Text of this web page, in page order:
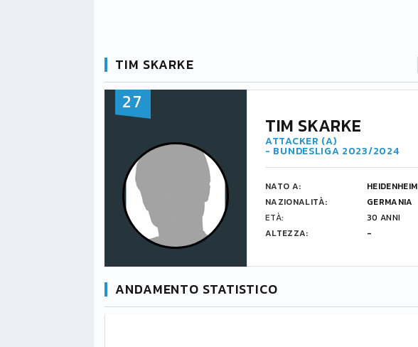
TIM SKARKE
27
TIM SKARKE
ATTACKER (A)
- BUNDESLIGA 2023/2024
NATO A:
HEIDENHEIM
NAZIONALITÀ:
GERMANIA
ETÀ:
30 ANNI
ALTEZZA:
-
ANDAMENTO STATISTICO